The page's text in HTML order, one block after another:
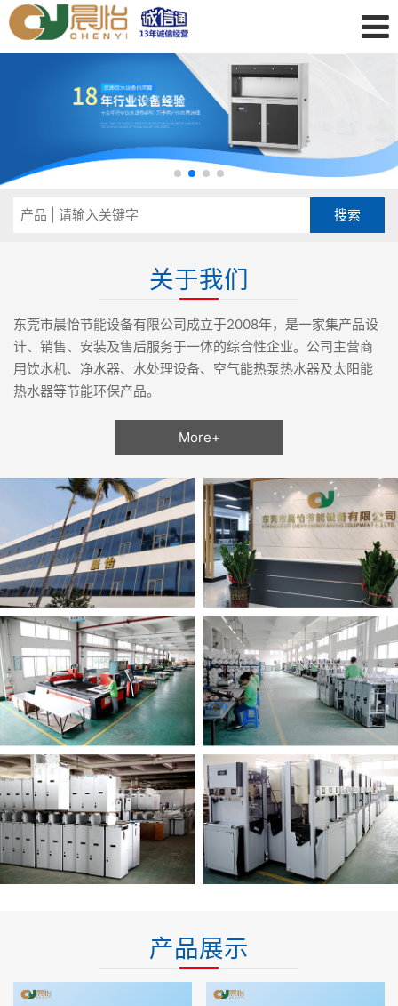
关于我们
东莞市晨怡节能设备有限公司成立于2008年，是一家集产品设
计、销售、安装及售后服务于一体的综合性企业。公司主营商
用饮水机、净水器、水处理设备、空气能热泵热水器及太阳能
热水器等节能环保产品。
More+
产品展示